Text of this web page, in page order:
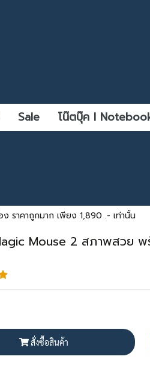
Sale โน๊ตบุ๊ค l
ราคาถูกมาก เพียง 1,890 .- เท่านั้น
Mouse 2 สภาพสวย
สั่งซื้อสินค้า